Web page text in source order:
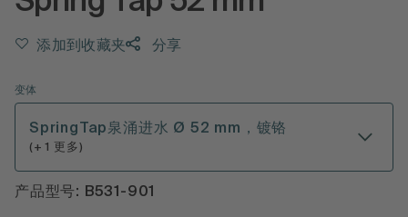
添加到收藏夹 分享
变体
SpringTap泉涌进水 Ø 52 mm，镀铬
(+ 1 更多)
产品型号: B531-901